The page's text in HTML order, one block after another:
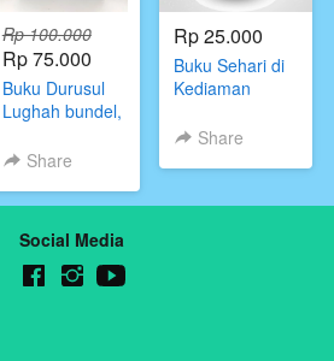
Rp 100.000
Rp 75.000
Buku Durusul
Lughah bundel,
Bahasa Arab
Share
Rp 25.000
Buku Sehari di
Kediaman
Malik bin
Darul haq
Share
Social Media